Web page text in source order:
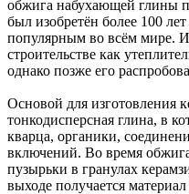
обжига набухающей глины
был изобретён более 100
популярным во всём мире.
строительстве как
однако позже его
Основой для изготовления
тонкодисперсная глина, в
кварца, органики,
включений. Во время
пузырьки в гранулах
выходе получается